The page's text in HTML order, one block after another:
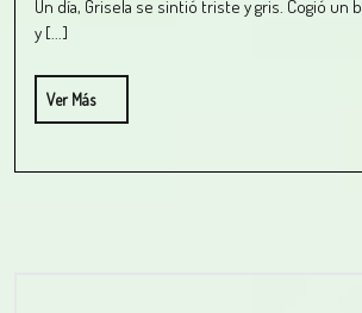
Un día, Grisela se sintió triste y gris. Cogió un
y [...]
Ver Más